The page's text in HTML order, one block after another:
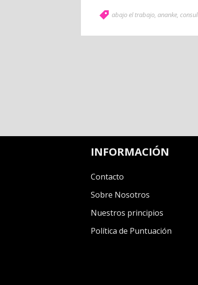
abajo el trabajo, ananke,
INFORMACIÓN
Contacto
Sobre Nosotros
Nuestros principios
Política de Puntuación